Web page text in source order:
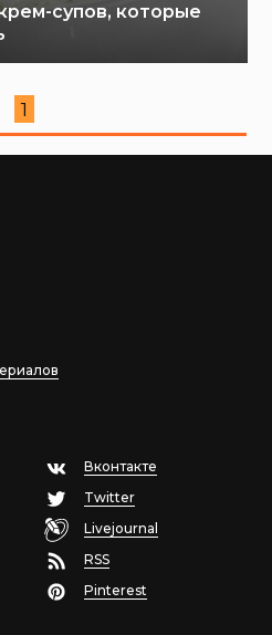
супов, которые
1
Вконтакте
Twitter
Livejournal
RSS
Pinterest